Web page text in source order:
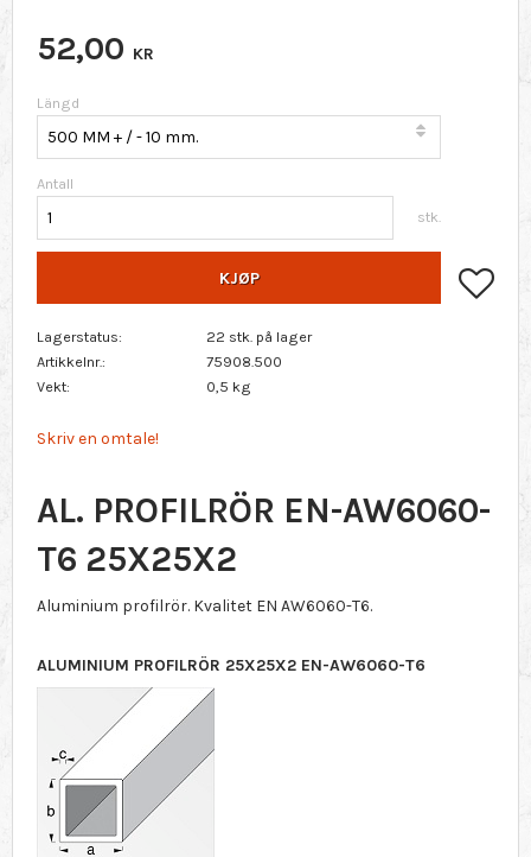
52,00 KR
Längd
Antall
stk.
KJØP
Lagerstatus
22 stk. på lager
Artikkelnr.
75908.500
Vekt
0,5 kg
Skriv en omtale!
AL. PROFILRÖR EN-AW6060-
T6 25X25X2
Aluminium profilrör. Kvalitet EN AW6060-T6.
ALUMINIUM PROFILRÖR 25X25X2 EN-AW6060-T6